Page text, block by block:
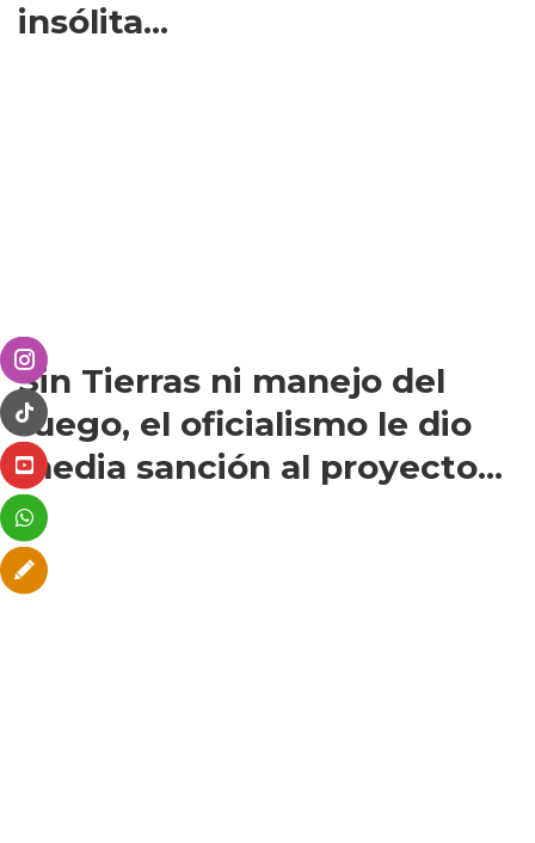
insólita...
Sin Tierras ni manejo del
fuego, el oficialismo le dio
media sanción al proyecto...